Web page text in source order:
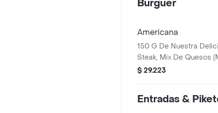
Burguer
Americana
150 G De Nuestra
Steak, Mix De Quesos
Americano), Tocineta
Artesanal Brioche.
$ 29.223
Entradas &